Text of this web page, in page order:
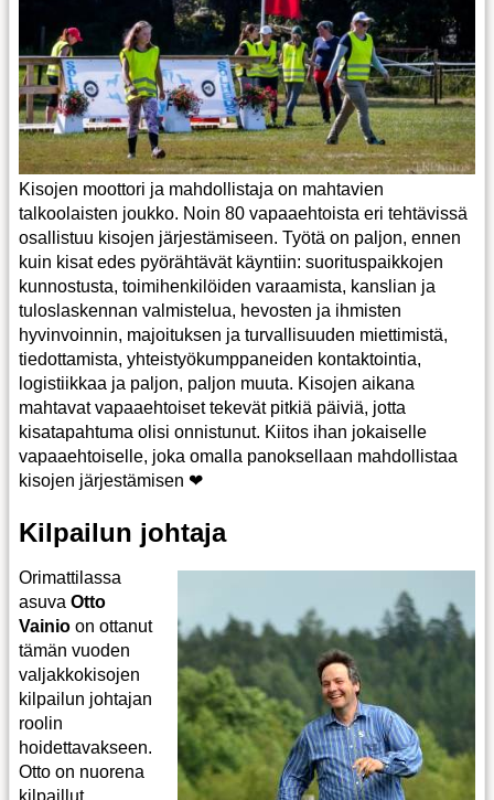
Kisojen moottori ja mahdollistaja on mahtavien
talkoolaisten joukko. Noin 80 vapaaehtoista eri tehtävissä
osallistuu kisojen järjestämiseen. Työtä on paljon, ennen
kuin kisat edes pyörähtävät käyntiin: suorituspaikkojen
kunnostusta, toimihenkilöiden varaamista, kanslian ja
tuloslaskennan valmistelua, hevosten ja ihmisten
hyvinvoinnin, majoituksen ja turvallisuuden miettimistä,
tiedottamista, yhteistyökumppaneiden kontaktointia,
logistiikkaa ja paljon, paljon muuta. Kisojen aikana
mahtavat vapaaehtoiset tekevät pitkiä päiviä, jotta
kisatapahtuma olisi onnistunut. Kiitos ihan jokaiselle
vapaaehtoiselle, joka omalla panoksellaan mahdollistaa
kisojen järjestämisen ❤
Kilpailun johtaja
Orimattilassa
asuva Otto
Vainio on ottanut
tämän vuoden
valjakkokisojen
kilpailun johtajan
roolin
hoidettavakseen.
Otto on nuorena